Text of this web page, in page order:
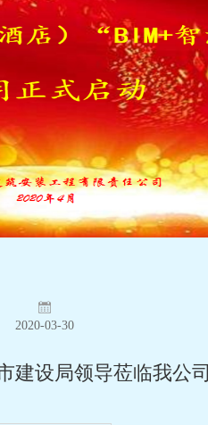
2020-03-30
建设局领导莅临我公司